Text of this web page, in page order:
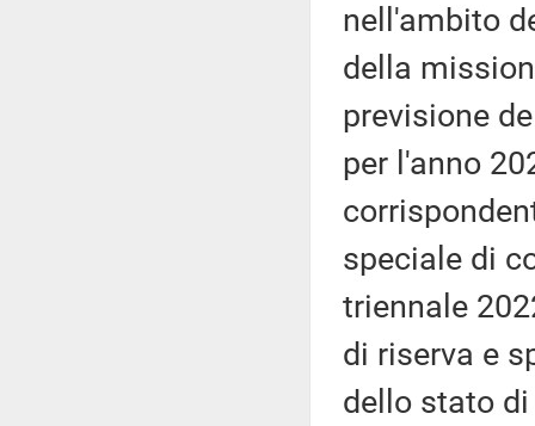
nell'ambito
della
previsione
per l'anno
speciale di
triennale
di riserva e
dello stato